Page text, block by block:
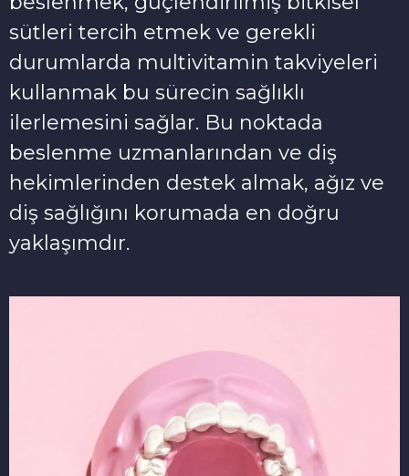
sütleri tercih etmek ve gerekli
durumlarda multivitamin takviyeleri
kullanmak bu sürecin sağlıklı
ilerlemesini sağlar. Bu noktada
beslenme uzmanlarından ve diş
hekimlerinden destek almak, ağız ve
diş sağlığını korumada en doğru
yaklaşımdır.